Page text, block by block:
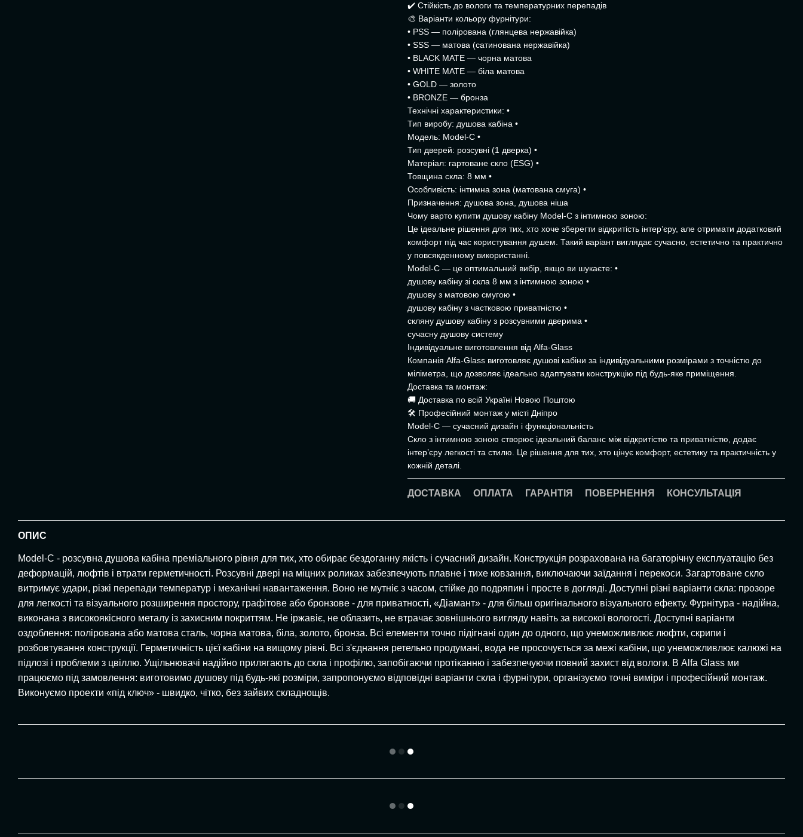
✔️ Стійкість до вологи та температурних перепадів
🎨 Варіанти кольору фурнітури:
• PSS — полірована (глянцева нержавійка)
• SSS — матова (сатинована нержавійка)
• BLACK MATE — чорна матова
• WHITE MATE — біла матова
• GOLD — золото
• BRONZE — бронза
Технічні характеристики: •
Тип виробу: душова кабіна •
Модель: Model-C •
Тип дверей: розсувні (1 дверка) •
Матеріал: гартоване скло (ESG) •
Товщина скла: 8 мм •
Особливість: інтимна зона (матована смуга) •
Призначення: душова зона, душова ніша
Чому варто купити душову кабіну Model-C з інтимною зоною:
Це ідеальне рішення для тих, хто хоче зберегти відкритість інтер’єру, але отримати додатковий
комфорт під час користування душем. Такий варіант виглядає сучасно, естетично та практично
у повсякденному використанні.
Model-C — це оптимальний вибір, якщо ви шукаєте: •
душову кабіну зі скла 8 мм з інтимною зоною •
душову з матовою смугою •
душову кабіну з частковою приватністю •
скляну душову кабіну з розсувними дверима •
сучасну душову систему
Індивідуальне виготовлення від Alfa-Glass
Компанія Alfa-Glass виготовляє душові кабіни за індивідуальними розмірами з точністю до
міліметра, що дозволяє ідеально адаптувати конструкцію під будь-яке приміщення.
Доставка та монтаж:
🚚 Доставка по всій Україні Новою Поштою
🛠 Професійний монтаж у місті Дніпро
Model-C — сучасний дизайн і функціональність
Скло з інтимною зоною створює ідеальний баланс між відкритістю та приватністю, додає
інтер’єру легкості та стилю. Це рішення для тих, хто цінує комфорт, естетику та практичність у
кожній деталі.
ДОСТАВКА ОПЛАТА ГАРАНТІЯ ПОВЕРНЕННЯ КОНСУЛЬТАЦІЯ
ОПИС
Model-C - розсувна душова кабіна преміального рівня для тих, хто обирає бездоганну якість і сучасний дизайн. Конструкція розрахована на багаторічну експлуатацію без
деформацій, люфтів і втрати герметичності. Розсувні двері на міцних роликах забезпечують плавне і тихе ковзання, виключаючи заїдання і перекоси. Загартоване скло
витримує удари, різкі перепади температур і механічні навантаження. Воно не мутніє з часом, стійке до подряпин і просте в догляді. Доступні різні варіанти скла: прозоре
для легкості та візуального розширення простору, графітове або бронзове - для приватності, «Діамант» - для більш оригінального візуального ефекту. Фурнітура - надійна,
виконана з високоякісного металу із захисним покриттям. Не іржавіє, не облазить, не втрачає зовнішнього вигляду навіть за високої вологості. Доступні варіанти
оздоблення: полірована або матова сталь, чорна матова, біла, золото, бронза. Всі елементи точно підігнані один до одного, що унеможливлює люфти, скрипи і
розбовтування конструкції. Герметичність цієї кабіни на вищому рівні. Всі з'єднання ретельно продумані, вода не просочується за межі кабіни, що унеможливлює калюжі на
підлозі і проблеми з цвіллю. Ущільнювачі надійно прилягають до скла і профілю, запобігаючи протіканню і забезпечуючи повний захист від вологи. В Alfa Glass ми
працюємо під замовлення: виготовимо душову під будь-які розміри, запропонуємо відповідні варіанти скла і фурнітури, організуємо точні виміри і професійний монтаж.
Виконуємо проекти «під ключ» - швидко, чітко, без зайвих складнощів.